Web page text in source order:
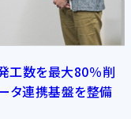
工数を最大80％削
タ連携基盤を整備